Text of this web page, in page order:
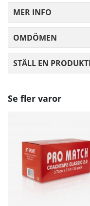
MER INFO
OMDÖMEN
STÄLL EN
Se fler varor